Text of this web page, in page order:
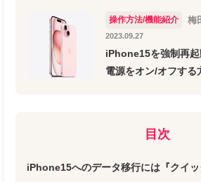
操作方法/機能紹介 梅
2023.09.27
iPhone15を強制再
電源をオン/オフする
目次
iPhone15へのデータ移行には『クイ